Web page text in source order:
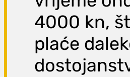
4000 kn,
plaće